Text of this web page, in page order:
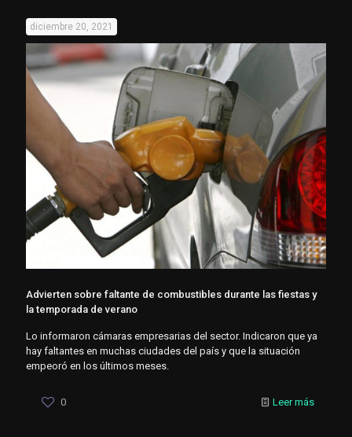
diciembre 20, 2021
Advierten sobre faltante de combustibles durante las fiestas y
la temporada de verano
Lo informaron cámaras empresarias del sector. Indicaron que ya
hay faltantes en muchas ciudades del país y que la situación
empeoró en los últimos meses.
0 Leer más